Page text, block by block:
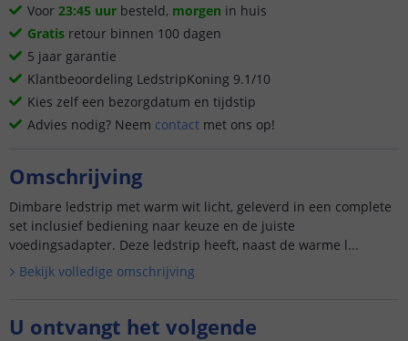
Voor 23:45 uur besteld, morgen in huis
Gratis retour binnen 100 dagen
5 jaar garantie
Klantbeoordeling LedstripKoning 9.1/10
Kies zelf een bezorgdatum en tijdstip
Advies nodig? Neem contact met ons op!
Omschrijving
Dimbare ledstrip met warm wit licht, geleverd in een complete
set inclusief bediening naar keuze en de juiste
voedingsadapter. Deze ledstrip heeft, naast de warme l...
Bekijk volledige omschrijving
U ontvangt het volgende